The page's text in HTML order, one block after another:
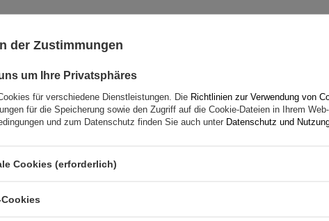
der Zustimmungen
um Ihre Privatsphäres
für verschiedene Dienstleistungen. Die Richtlinien zur Verwendung von
für die Speicherung sowie den Zugriff auf die Cookie-Dateien in Ihrem
und zum Datenschutz finden Sie auch unter Datenschutz und
Cookies (erforderlich)